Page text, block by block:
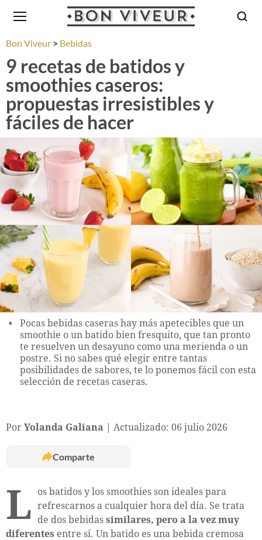
Bon Viveur Bebidas
9 recetas de batidos y
smoothies caseros:
propuestas irresistibles y
fáciles de hacer
Pocas bebidas caseras hay más apetecibles que un
smoothie o un batido bien fresquito, que tan pronto
te resuelven un desayuno como una merienda o un
postre. Si no sabes qué elegir entre tantas
posibilidades de sabores, te lo ponemos fácil con esta
selección de recetas caseras.
Por Yolanda Galiana Actualizado: 06 julio 2026
Comparte
L
os batidos y los smoothies son ideales para
refrescarnos a cualquier hora del día. Se trata
de dos bebidas similares, pero a la vez muy
diferentes entre sí. Un batido es una bebida cremosa